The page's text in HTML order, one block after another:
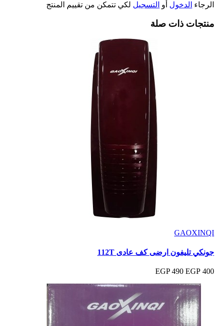
الرجاء الدخول أو التسجيل لكي تتمكن من تقييم المنتج
منتجات ذات صلة
GAOXINQI
جونكي تليفون ارضى كف عادى 112T
400 EGP
490 EGP